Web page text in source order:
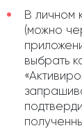
В личном
(можно
выбрать